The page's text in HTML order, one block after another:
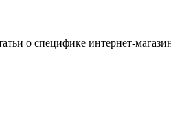
о специфике интернет-